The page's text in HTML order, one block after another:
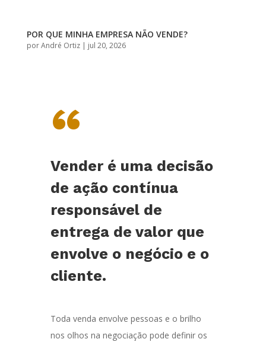
POR QUE MINHA EMPRESA NÃO VENDE?
porAndré Ortiz| jul 20, 2026
“
Vender é uma decisão
de ação contínua
responsável de
entrega de valor que
envolve o negócio e o
cliente.
Toda venda envolve pessoas e o brilho
nos olhos na negociação pode definir os